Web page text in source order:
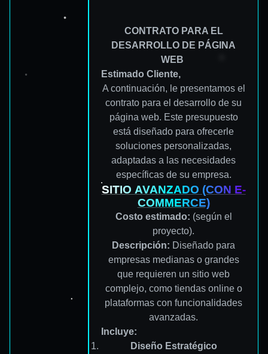
CONTRATO PARA EL
DESARROLLO DE PÁGINA
WEB
Estimado Cliente,
A continuación, le presentamos el
contrato para el desarrollo de su
página web. Este presupuesto
está diseñado para ofrecerle
soluciones personalizadas,
adaptadas a las necesidades
específicas de su empresa.
SITIO AVANZADO (CON E-
COMMERCE)
Costo estimado: (según el
proyecto).
Descripción: Diseñado para
empresas medianas o grandes
que requieren un sitio web
complejo, como tiendas online o
plataformas con funcionalidades
avanzadas.
Incluye:
Diseño Estratégico